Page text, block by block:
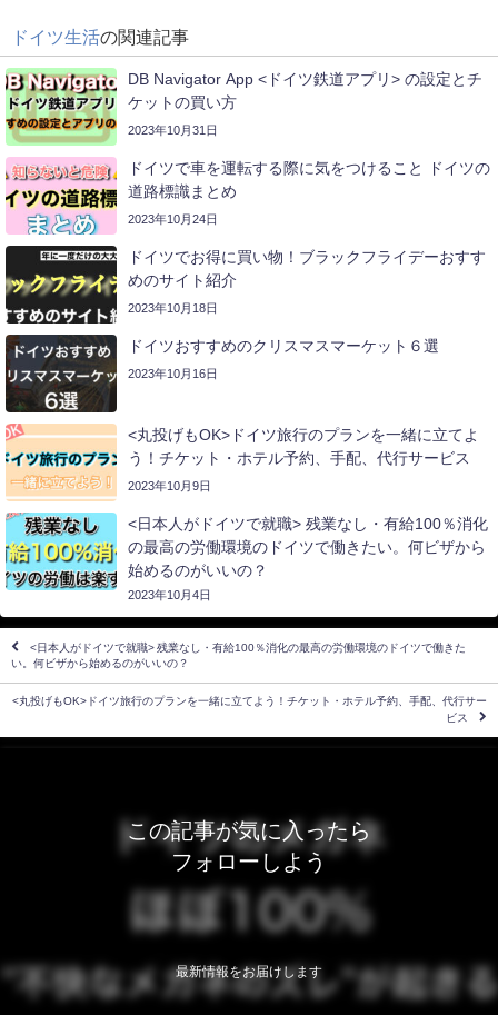
ドイツ生活の関連記事
DB Navigator App <ドイツ鉄道アプリ> の設定とチ
ケットの買い方
2023年10月31日
ドイツで車を運転する際に気をつけること ドイツの
道路標識まとめ
2023年10月24日
ドイツでお得に買い物！ブラックフライデーおすす
めのサイト紹介
2023年10月18日
ドイツおすすめのクリスマスマーケット６選
2023年10月16日
<丸投げもOK>ドイツ旅行のプランを一緒に立てよ
う！チケット・ホテル予約、手配、代行サービス
2023年10月9日
<日本人がドイツで就職> 残業なし・有給100％消化
の最高の労働環境のドイツで働きたい。何ビザから
始めるのがいいの？
2023年10月4日
<日本人がドイツで就職> 残業なし・有給100％消化の最高の労働環境のドイツで働きた
い。何ビザから始めるのがいいの？
<丸投げもOK>ドイツ旅行のプランを一緒に立てよう！チケット・ホテル予約、手配、代行サー
ビス
この記事が気に入ったら
フォローしよう
最新情報をお届けします